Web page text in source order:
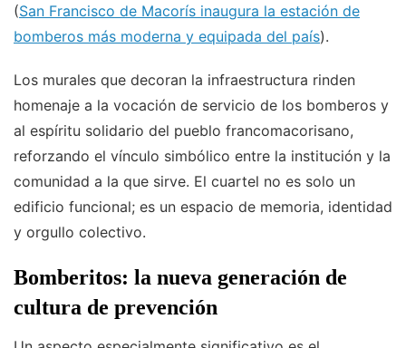
(San Francisco de Macorís inaugura la estación de
bomberos más moderna y equipada del país).
Los murales que decoran la infraestructura rinden
homenaje a la vocación de servicio de los bomberos y
al espíritu solidario del pueblo francomacorisano,
reforzando el vínculo simbólico entre la institución y la
comunidad a la que sirve. El cuartel no es solo un
edificio funcional; es un espacio de memoria, identidad
y orgullo colectivo.
Bomberitos: la nueva generación de
cultura de prevención